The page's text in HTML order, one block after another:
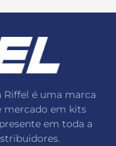
Riffel é uma marca
mercado em kits
em toda a